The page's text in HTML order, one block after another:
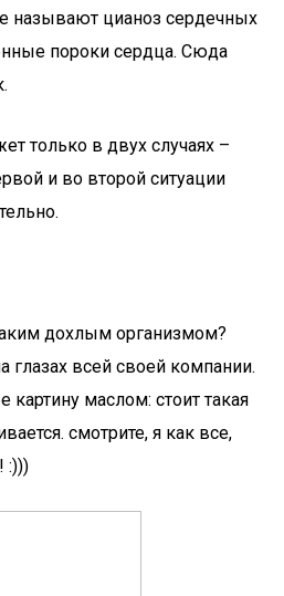
называют цианоз сердечных
пороки сердца. Сюда
только в двух случаях –
и во второй ситуации
дохлым организмом?
глазах всей своей компании.
маслом: стоит такая
смотрите, я как все,
:)))